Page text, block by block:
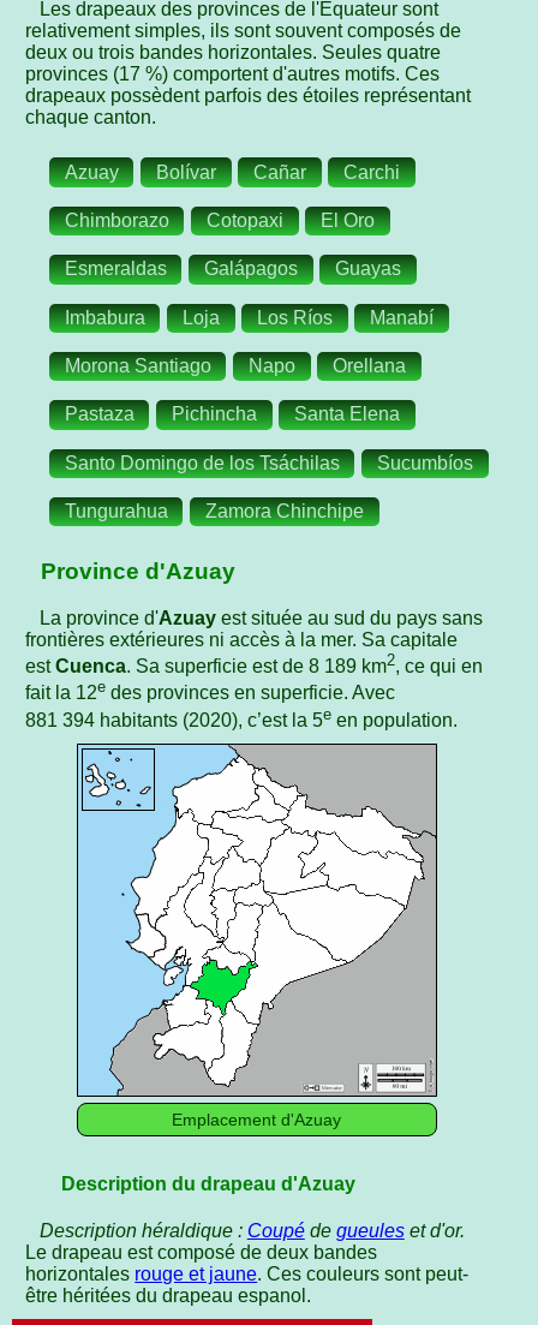
Les drapeaux des provinces de l'Équateur sont
relativement simples, ils sont souvent composés de
deux ou trois bandes horizontales. Seules quatre
provinces (17 %) comportent d'autres motifs. Ces
drapeaux possèdent parfois des étoiles représentant
chaque canton.
Azuay Bolívar Cañar Carchi
Chimborazo Cotopaxi El Oro
Esmeraldas Galápagos Guayas
Imbabura Loja Los Ríos Manabí
Morona Santiago Napo Orellana
Pastaza Pichincha Santa Elena
Santo Domingo de los Tsáchilas Sucumbíos
Tungurahua Zamora Chinchipe
Province d'Azuay
La province d'Azuayest située au sud du pays sans
frontières extérieures ni accès à la mer. Sa capitale
estCuenca. Sa superficie est de 8 189 km2, ce qui en
fait la 12e des provinces en superficie. Avec
881 394 habitants (2020), c’est la 5e en population.
Emplacement d'Azuay
Description du drapeau d'Azuay
Description héraldique : Coupéde gueuleset d'or.
Le drapeau est composé de deux bandes
horizontales rouge et jaune. Ces couleurs sont peut-
être héritées du drapeau espanol.